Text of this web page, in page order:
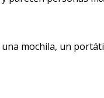
una mochila, un